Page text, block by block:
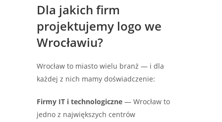
Dla jakich firm
projektujemy logo we
Wrocławiu?
Wrocław to miasto wielu branż — i dla
każdej z nich mamy doświadczenie:
Firmy IT i technologiczne — Wrocław to
jedno z największych centrów